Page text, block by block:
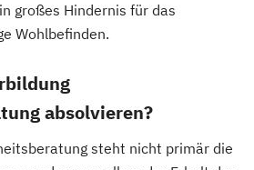
großes Hindernis für das
Wohlbefinden.
absolvieren?
steht nicht primär die